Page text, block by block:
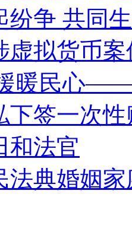
纷争 共同
虚拟货币
暖民心
下签一次
和法官
法典婚姻